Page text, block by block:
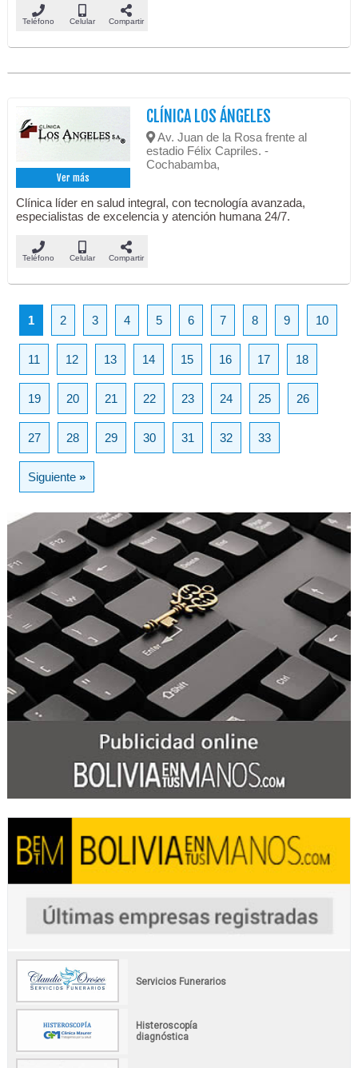
Teléfono Celular Compartir
Ver más
CLÍNICA LOS ÁNGELES
Av. Juan de la Rosa frente al
estadio Félix Capriles. -
Cochabamba,
Clínica líder en salud integral, con tecnología avanzada,
especialistas de excelencia y atención humana 24/7.
Teléfono Celular Compartir
1 2 3 4 5 6 7 8 9 10
11 12 13 14 15 16 17 18
19 20 21 22 23 24 25 26
27 28 29 30 31 32 33
Siguiente»
Servicios Funerarios
Histeroscopía
diagnóstica